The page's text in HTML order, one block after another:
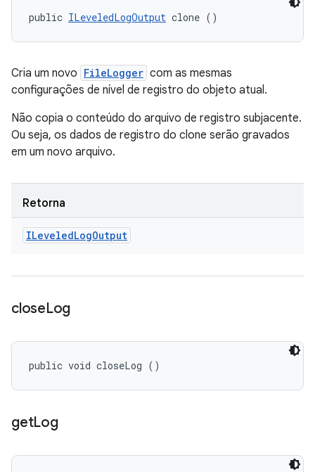
public ILeveledLogOutput clone ()
Cria um novo FileLogger com as mesmas
configurações de nível de registro do objeto atual.
Não copia o conteúdo do arquivo de registro subjacente.
Ou seja, os dados de registro do clone serão gravados
em um novo arquivo.
Retorna
ILeveledLogOutput
closeLog
public void closeLog ()
getLog